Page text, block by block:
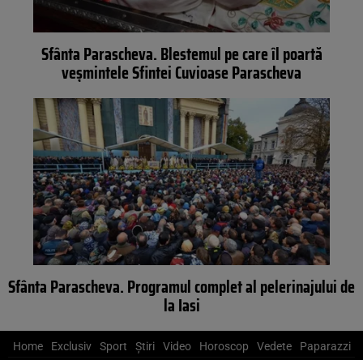
Sfânta Parascheva. Blestemul pe care îl poartă
veșmintele Sfintei Cuvioase Parascheva
Sfânta Parascheva. Programul complet al pelerinajului de
la Iasi
Home Exclusiv Sport Știri Video Horoscop Vedete Paparazzi